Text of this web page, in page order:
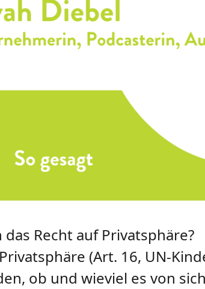
Recht auf Privatsphäre?
(Art. 16, UN-
ob und wieviel es von